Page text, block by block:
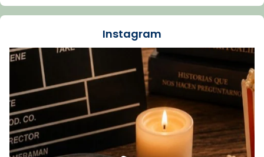
dos mesos, a l'Estadi Lluís Companys, la
Recupera l'entrevista comp
Vatican
tican News 👇
www.vaticannews.va/es/iglesia/news/2026-
07/carmina-historia-depresion-papa-viaje-
espana-testimoni...
Foto
Instagram